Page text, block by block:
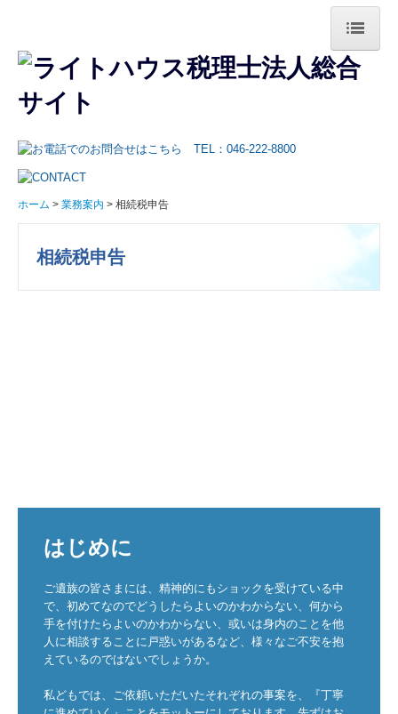
ホーム
事務所紹介
ご挨拶・事務所概要
当事務所のクレド
オフィス案内
お客様の声
5戦全勝の経営戦略
動画でみるライトハウス
ホーム 業務案内 相続税申告
相続税申告
はじめに
ご遺族の皆さまには、精神的にもショックを受けている中
で、初めてなのでどうしたらよいのかわからない、何から
手を付けたらよいのかわからない、或いは身内のことを他
人に相談することに戸惑いがあるなど、様々なご不安を抱
えているのではないでしょうか。
私どもでは、ご依頼いただいたそれぞれの事案を、『丁寧